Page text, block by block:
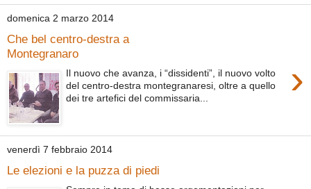
domenica 2 marzo 2014
Che bel centro-destra a
Montegranaro
›
Il nuovo che avanza, i “dissidenti”, il nuovo volto
del centro-destra montegranaresi, oltre a quello
dei tre artefici del commissaria...
venerdì 7 febbraio 2014
Le elezioni e la puzza di piedi